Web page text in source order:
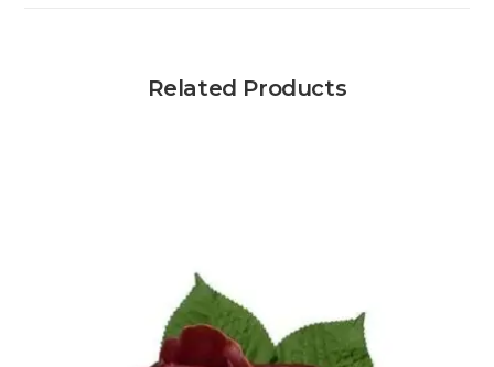
Related Products